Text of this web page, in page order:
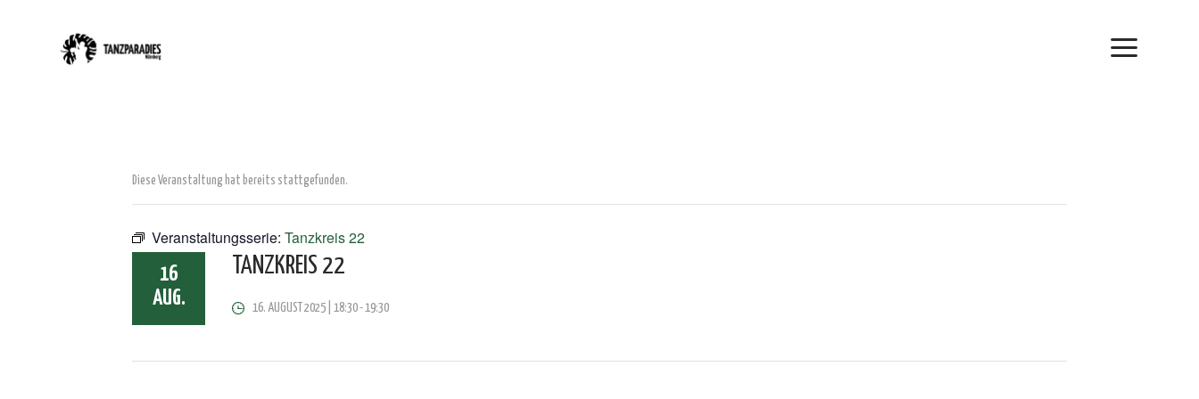
Diese Veranstaltung hat bereits stattgefunden.
Veranstaltungsserie: Tanzkreis 22
16
AUG.
TANZKREIS 22
16. AUGUST 2025 | 18:30-19:30